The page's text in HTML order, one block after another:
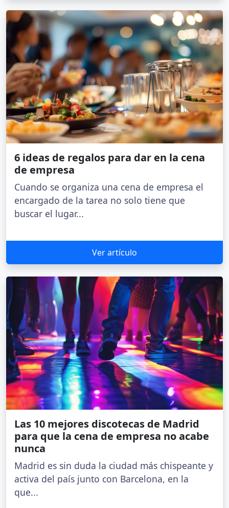
6 ideas de regalos para dar en la cena
de empresa
Cuando se organiza una cena de empresa el
encargado de la tarea no solo tiene que
buscar el lugar...
Ver artículo
Las 10 mejores discotecas de Madrid
para que la cena de empresa no acabe
nunca
Madrid es sin duda la ciudad más chispeante y
activa del país junto con Barcelona, en la
que...